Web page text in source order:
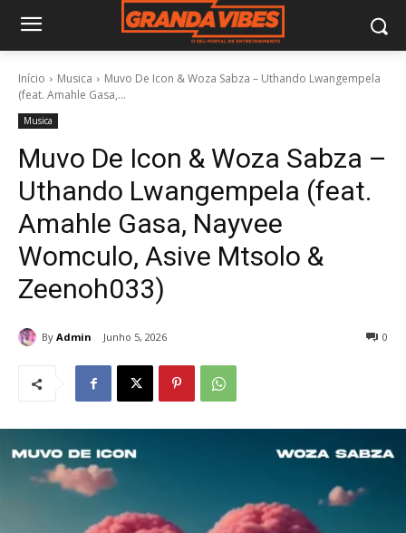
Início Musica
Muvo De Icon & Woza Sabza – Uthando Lwangempela
(feat. Amahle Gasa,...
Musica
Muvo De Icon & Woza Sabza –
Uthando Lwangempela (feat.
Amahle Gasa, Nayvee
Womculo, Asive Mtsolo &
Zeenoh033)
By Admin Junho 5, 2026 0